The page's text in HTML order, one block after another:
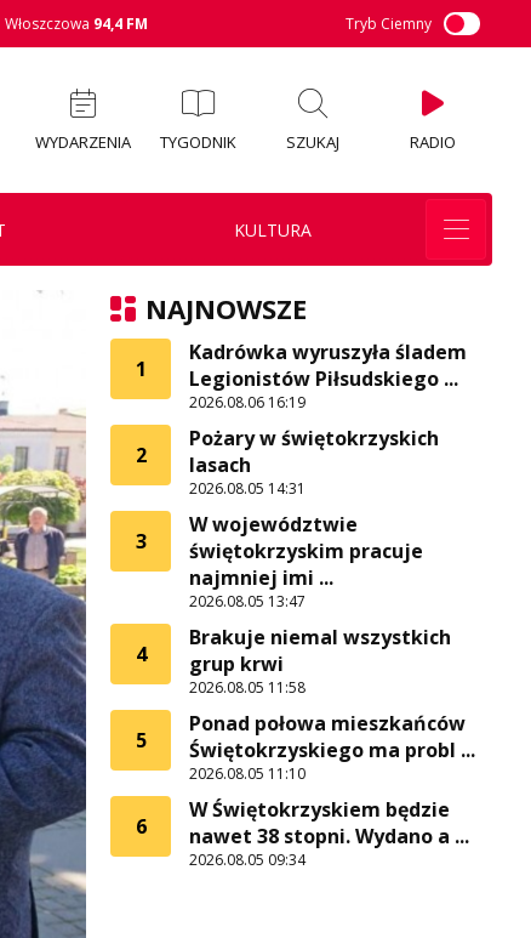
94,4 FM Tryb Ciemny
WYDARZENIA TYGODNIK SZUKAJ RADIO
KULTURA
NAJNOWSZE
1
Kadrówka wyruszyła śladem
Legionistów Piłsudskiego ...
2026.08.06 16:19
2
Pożary w świętokrzyskich
lasach
2026.08.05 14:31
3
W województwie
świętokrzyskim pracuje
najmniej imi ...
2026.08.05 13:47
4
Brakuje niemal wszystkich
grup krwi
2026.08.05 11:58
5
Ponad połowa mieszkańców
Świętokrzyskiego ma probl ...
2026.08.05 11:10
6
W Świętokrzyskiem będzie
nawet 38 stopni. Wydano a ...
2026.08.05 09:34